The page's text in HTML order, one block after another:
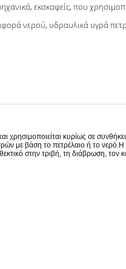
εκσκαφείς, που
νερού, υδραυλικά υγρά
χρησιμοποιείται κυρίως σε
με βάση το πετρέλαιο ή το νερό.Η
στην τριβή, τη διάβρωση, τον